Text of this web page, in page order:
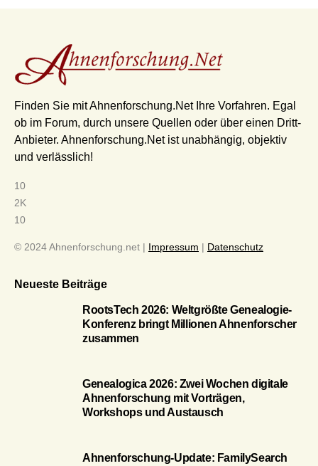
Finden Sie mit Ahnenforschung.Net Ihre Vorfahren. Egal
ob im Forum, durch unsere Quellen oder über einen Dritt-
Anbieter. Ahnenforschung.Net ist unabhängig, objektiv
und verlässlich!
10
2K
10
© 2024 Ahnenforschung.net | Impressum | Datenschutz
Neueste Beiträge
RootsTech 2026: Weltgrößte Genealogie-
Konferenz bringt Millionen Ahnenforscher
zusammen
Genealogica 2026: Zwei Wochen digitale
Ahnenforschung mit Vorträgen,
Workshops und Austausch
Ahnenforschung-Update: FamilySearch